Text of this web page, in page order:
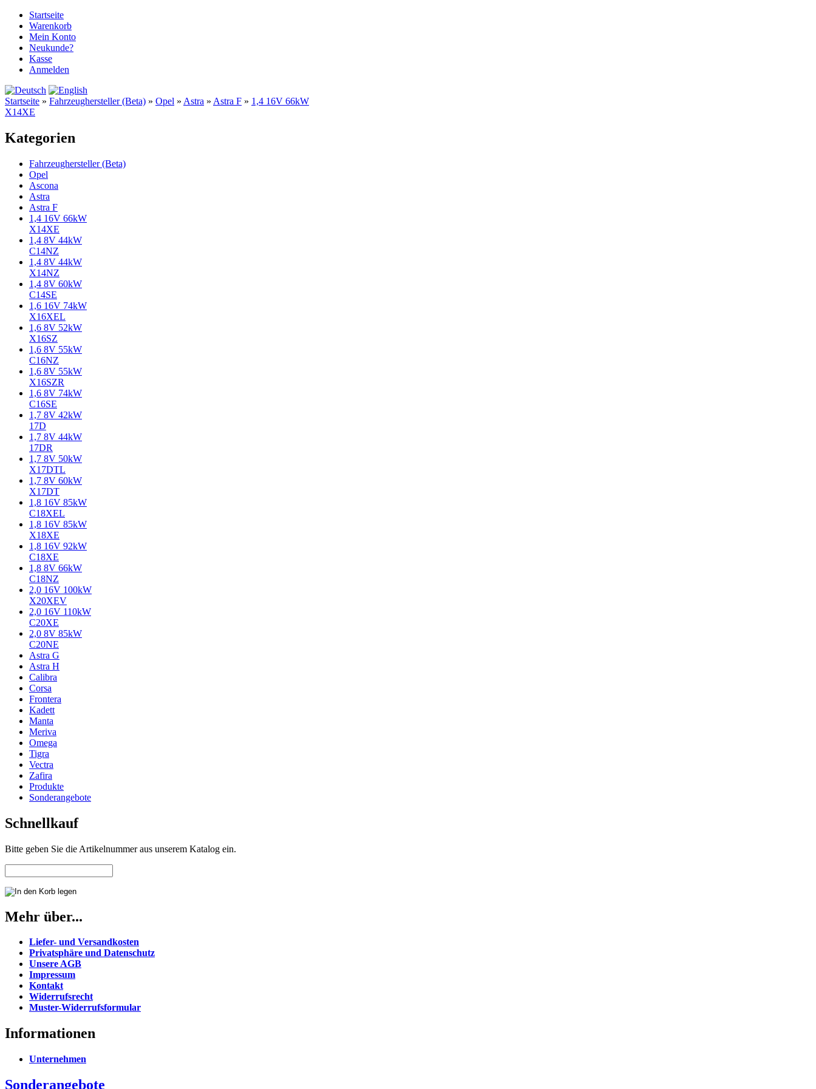
Startseite
Warenkorb
Mein Konto
Neukunde?
Kasse
Anmelden
Startseite » Fahrzeughersteller (Beta) » Opel » Astra » Astra F » 1,4 16V 66kW
X14XE
Kategorien
Fahrzeughersteller (Beta)
Opel
Ascona
Astra
Astra F
1,4 16V 66kW
X14XE
1,4 8V 44kW
C14NZ
1,4 8V 44kW
X14NZ
1,4 8V 60kW
C14SE
1,6 16V 74kW
X16XEL
1,6 8V 52kW
X16SZ
1,6 8V 55kW
C16NZ
1,6 8V 55kW
X16SZR
1,6 8V 74kW
C16SE
1,7 8V 42kW
17D
1,7 8V 44kW
17DR
1,7 8V 50kW
X17DTL
1,7 8V 60kW
X17DT
1,8 16V 85kW
C18XEL
1,8 16V 85kW
X18XE
1,8 16V 92kW
C18XE
1,8 8V 66kW
C18NZ
2,0 16V 100kW
X20XEV
2,0 16V 110kW
C20XE
2,0 8V 85kW
C20NE
Astra G
Astra H
Calibra
Corsa
Frontera
Kadett
Manta
Meriva
Omega
Tigra
Vectra
Zafira
Produkte
Sonderangebote
Schnellkauf
Bitte geben Sie die Artikelnummer aus unserem Katalog ein.
Mehr über...
Liefer- und Versandkosten
Privatsphäre und Datenschutz
Unsere AGB
Impressum
Kontakt
Widerrufsrecht
Muster-Widerrufsformular
Informationen
Unternehmen
Sonderangebote